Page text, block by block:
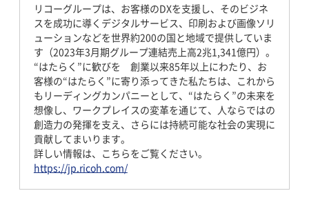
リコーグループは、お客様のDXを支援し、そのビジネ
スを成功に導くデジタルサービス、印刷および画像ソリ
ューションなどを世界約200の国と地域で提供していま
す（2023年3月期グループ連結売上高2兆1,341億円）。
“はたらく”に歓びを 創業以来85年以上にわたり、お
客様の“はたらく”に寄り添ってきた私たちは、これから
もリーディングカンパニーとして、“はたらく”の未来を
想像し、ワークプレイスの変革を通じて、人ならではの
創造力の発揮を支え、さらには持続可能な社会の実現に
貢献してまいります。
詳しい情報は、こちらをご覧ください。
https://jp.ricoh.com/